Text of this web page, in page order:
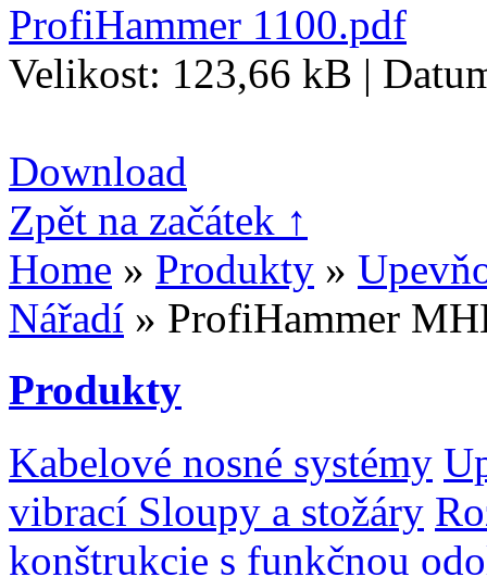
ProfiHammer 1100.pdf
Velikost: 123,66 kB |
Download
Zpět na začátek ↑
Home » Produkty »
Nářadí » ProfiHammer
Produkty
Kabelové nosné systémy
vibrací Sloupy a stožáry
konštrukcie s funkčnou